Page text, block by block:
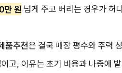
만 원 넘게 주고 버리는 경우가 허
품추천은 결국 매장 평수와 주력
고, 이유는 초기 비용과 나중에